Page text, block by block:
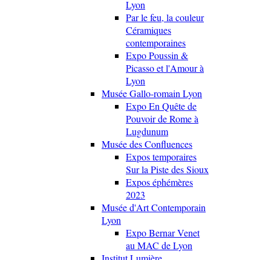
Lyon
Par le feu, la couleur
Céramiques
contemporaines
Expo Poussin &
Picasso et l'Amour à
Lyon
Musée Gallo-romain Lyon
Expo En Quête de
Pouvoir de Rome à
Lugdunum
Musée des Confluences
Expos temporaires
Sur la Piste des Sioux
Expos éphémères
2023
Musée d'Art Contemporain
Lyon
Expo Bernar Venet
au MAC de Lyon